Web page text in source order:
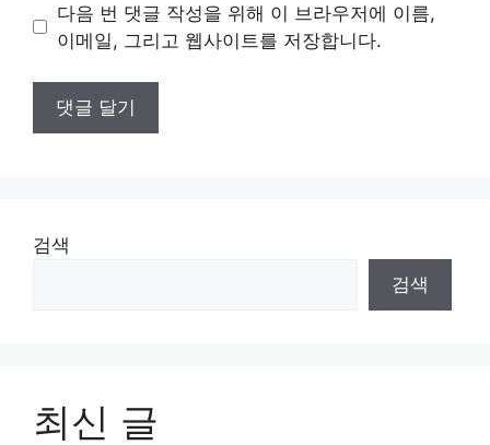
트
다음 번 댓글 작성을 위해 이 브라우저에 이름,
이메일, 그리고 웹사이트를 저장합니다.
검색
검색
최신 글